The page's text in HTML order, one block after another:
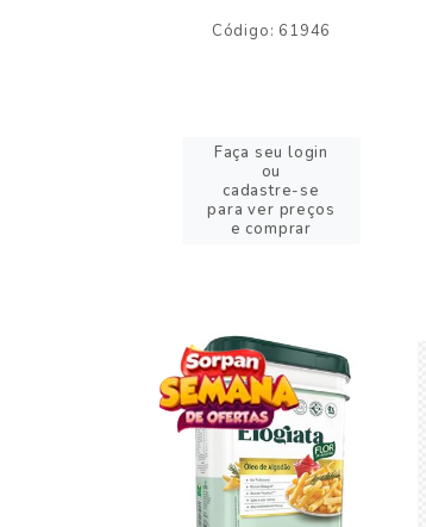
Código: 61946
Faça seu login
ou
cadastre-se
para ver preços
e comprar